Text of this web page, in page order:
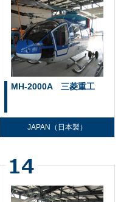
MH-2000A 三菱重工
JAPAN（日本製）